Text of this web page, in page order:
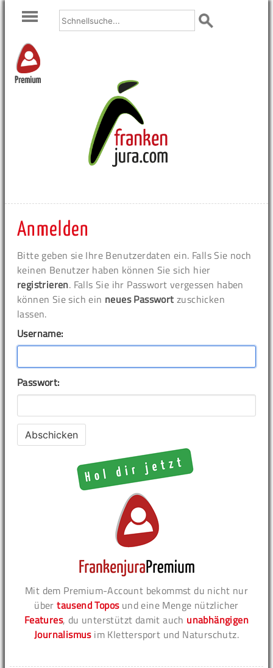
Premium
Anmelden
Bitte geben sie Ihre Benutzerdaten ein. Falls Sie noch
keinen Benutzer haben können Sie sich hier
registrieren. Falls Sie ihr Passwort vergessen haben
können Sie sich ein neues Passwort zuschicken
lassen.
Username:
Passwort:
Mit dem Premium-Account bekommst du nicht nur
übertausend Toposund eine Menge nützlicher
Features, du unterstützt damit auch unabhängigen
Journalismusim Klettersport und Naturschutz.